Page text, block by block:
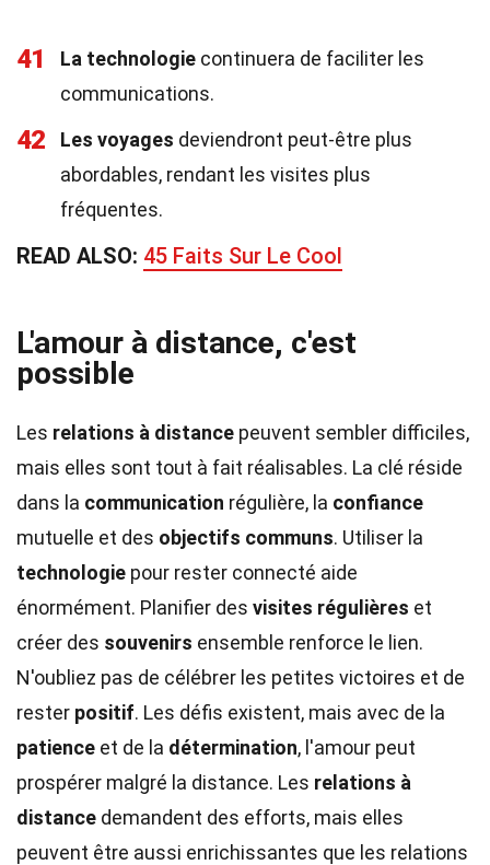
41 La technologie continuera de faciliter les
communications.
42 Les voyages deviendront peut-être plus
abordables, rendant les visites plus
fréquentes.
READ ALSO: 45 Faits Sur Le Cool
L'amour à distance, c'est
possible
Les relations à distance peuvent sembler difficiles,
mais elles sont tout à fait réalisables. La clé réside
dans la communication régulière, la confiance
mutuelle et des objectifs communs. Utiliser la
technologie pour rester connecté aide
énormément. Planifier des visites régulières et
créer des souvenirs ensemble renforce le lien.
N'oubliez pas de célébrer les petites victoires et de
rester positif. Les défis existent, mais avec de la
patience et de la détermination, l'amour peut
prospérer malgré la distance. Les relations à
distance demandent des efforts, mais elles
peuvent être aussi enrichissantes que les relations